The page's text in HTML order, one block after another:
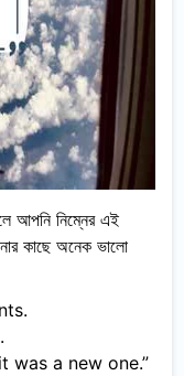
আপনি নিম্নের এই
কাছে অনেক ভালো
was a new one.”